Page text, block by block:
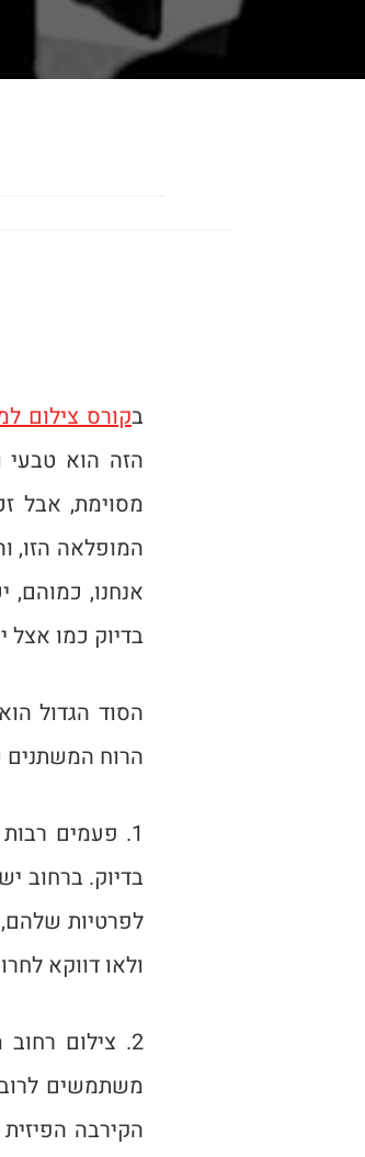
בקורס צילום
הזה הוא
מסוימת, אבל
המופלאה הזו,
אנחנו, כמוהם,
בדיוק כמו אצל
הסוד הגדול
הרוח המשתנים
1. פעמים
בדיוק. ברחוב
לפרטיות
ולאו דווקא
2. צילום
משתמשים
הקירבה